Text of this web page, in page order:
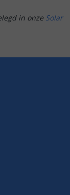
in onze Solar